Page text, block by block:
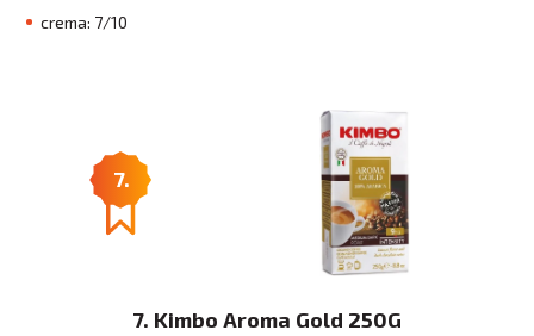
crema: 7/10
7.
7. Kimbo Aroma Gold 250G